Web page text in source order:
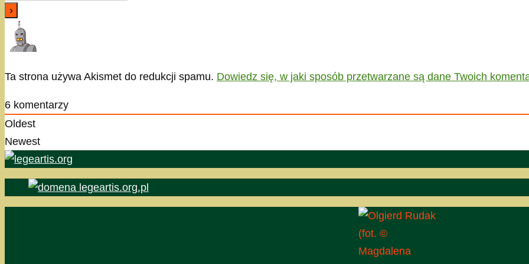
Ta strona używa Akismet do redukcji spamu. Dowiedz się, w jaki sposób przetwarzane są dane Twoich
6 komentarzy
Oldest
Newest
(fot. ©
Magdalena